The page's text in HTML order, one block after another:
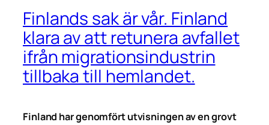
Finlands sak är vår. Finland
klara av att retunera avfallet
ifrån migrationsindustrin
tillbaka till hemlandet.
Finland har genomfört utvisningen av en grovt